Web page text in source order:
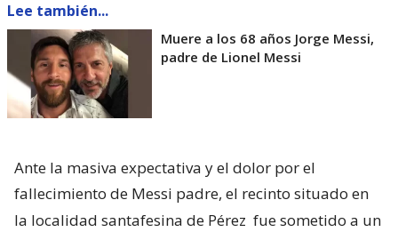
Lee también...
Muere a los 68 años Jorge Messi,
padre de Lionel Messi
Ante la masiva expectativa y el dolor por el
fallecimiento de Messi padre, el recinto situado en
la localidad santafesina de Pérez fue sometido a un